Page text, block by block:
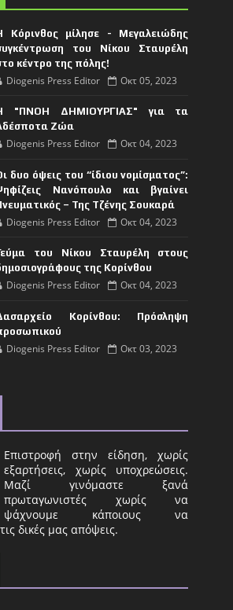
Κόρινθος μίλησε - Μεγαλειώδης
του Νίκου Σταυρέλη
κέντρο της πόλης!
Diogenis Press Editor Οκτ 05, 2023
"ΠΝΟΗ ΔΗΜΙΟΥΡΓΙΑΣ" για τα
Ζώα
Diogenis Press Editor Οκτ 04, 2023
δυο όψεις του “ίδιου νομίσματος”:
Νανόπουλο και βγαίνει
– Της Τζένης Σουκαρά
Diogenis Press Editor Οκτ 04, 2023
του Νίκου Σταυρέλη στους
της Κορίνθου
Diogenis Press Editor Οκτ 04, 2023
Κορίνθου: Πρόσληψη
Diogenis Press Editor Οκτ 03, 2023
Επιστροφή στην είδηση, χωρίς
εξαρτήσεις, χωρίς υποχρεώσεις.
Μαζί γινόμαστε ξανά
πρωταγωνιστές χωρίς να
ψάχνουμε κάποιους να
δικές μας απόψεις.